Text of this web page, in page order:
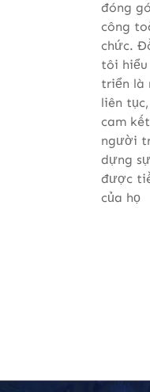
đóng
công
chức.
tôi
triển là
liên
cam
người
dựng
được
của họ